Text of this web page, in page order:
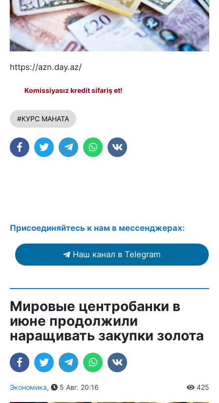
https://azn.day.az/
Komissiyasız kredit sifariş et!
#КУРС МАНАТА
Присоединяйтесь к нам в мессенджерах:
Наш канал в Telegram
Мировые центробанки в
июне продолжили
наращивать закупки золота
Экономика, 5 Авг. 20:16 425